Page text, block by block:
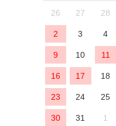
26 27 28
2 3 4
9 10 11
16 17 18
23 24 25
30 31 1